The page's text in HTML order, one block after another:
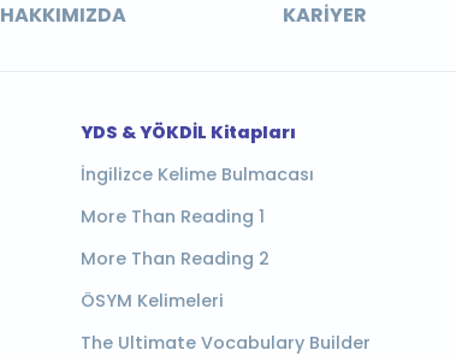
HAKKIMIZDA KARIYER
YDS & YÖKDİL Kitapları
İngilizce Kelime Bulmacası
More Than Reading 1
More Than Reading 2
ÖSYM Kelimeleri
The Ultimate Vocabulary Builder